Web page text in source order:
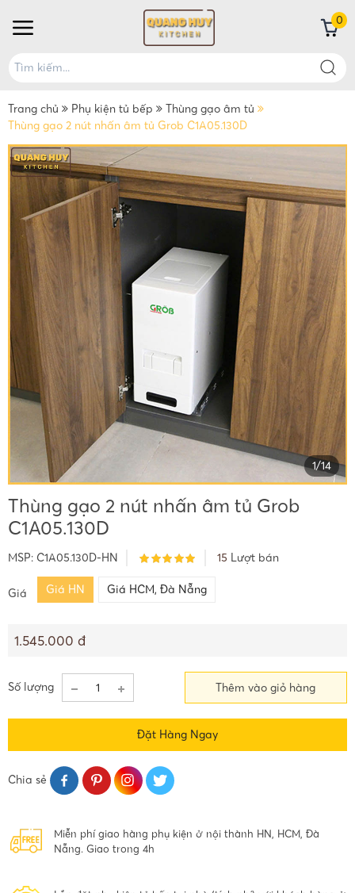
0
Trang chủ Phụ kiện tủ bếp
Thùng gạo âm tủ
Thùng gạo 2 nút nhấn âm tủ Grob C1A05.130D
1/14
Thùng gạo 2 nút nhấn âm tủ Grob
C1A05.130D
MSP: C1A05.130D-HN 15 Lượt bán
Giá Giá HN Giá HCM, Đà Nẵng
1.545.000 đ
Số lượng Thêm vào giỏ hàng
Đặt Hàng Ngay
Chia sẻ
Miễn phí giao hàng phụ kiện ở nội thành HN, HCM, Đà
Nẵng. Giao trong 4h